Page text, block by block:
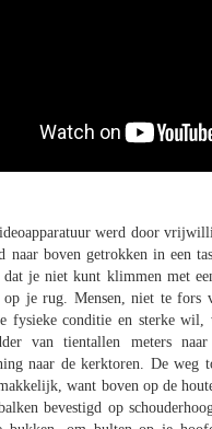
werd door
naar boven getrokken in een
dat je niet kunt klimmen met
op je rug. Mensen, niet te fors
fysieke conditie en sterke wil,
van tientallen meters
naar de kerktoren. De weg
want boven op de
bevestigd op